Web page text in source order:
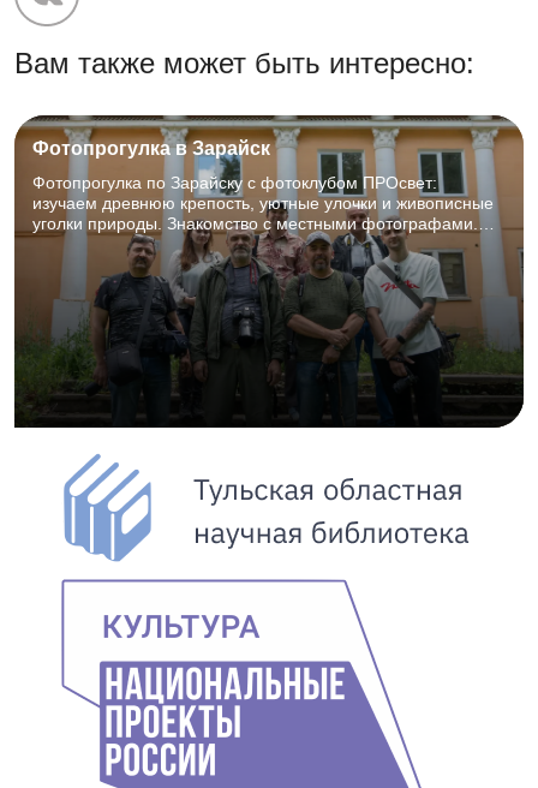
Вам также может быть интересно:
Фотопрогулка в Зарайск
Фотопрогулка по Зарайску с фотоклубом ПРОсвет:
изучаем древнюю крепость, уютные улочки и живописные
уголки природы. Знакомство с местными фотографами.
27.06.2026, 8:00–18:00. Для фотографов и творческих
объединений, 12+.